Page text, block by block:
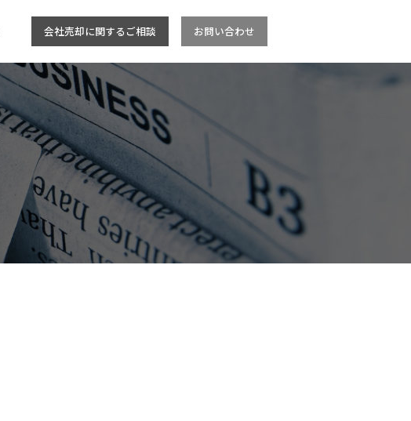
会社売却に関するご相談 お問い合わせ